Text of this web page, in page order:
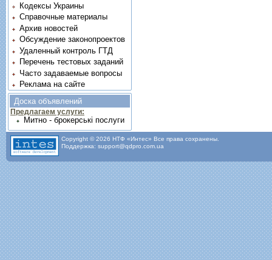
Кодексы Украины
Справочные материалы
Архив новостей
Обсуждение законопроектов
Удаленный контроль ГТД
Перечень тестовых заданий
Часто задаваемые вопросы
Реклама на сайте
Доска объявлений
Предлагаем услуги:
Митно - брокерські послуги
Copyright © 2026 НТФ «Интес» Все права сохранены.
Поддержка: support@qdpro.com.ua